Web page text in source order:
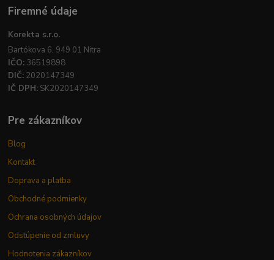
Firemné údaje
Korekta s.r.o.
Bartókova 6, 949 01 Nitra
IČO: 36519898
DIČ: 2020147349
IČ DPH: SK2020147349
Pre zákazníkov
Blog
Kontakt
Doprava a platba
Obchodné podmienky
Ochrana osobných údajov
Odstúpenie od zmluvy
Hodnotenia zákazníkov